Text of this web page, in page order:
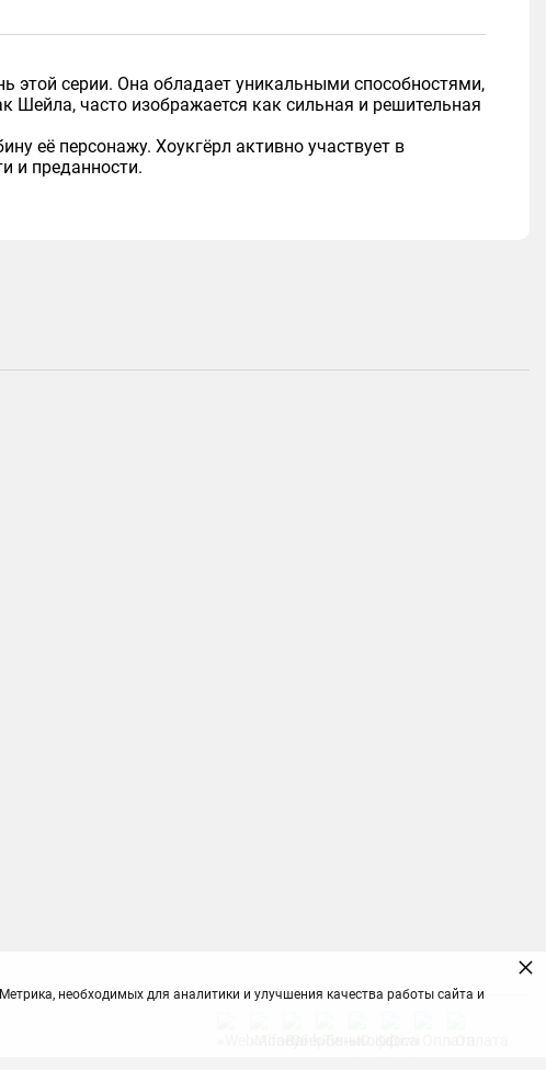
этой серии. Она обладает уникальными способностями,
Шейла, часто изображается как сильная и решительная
её персонажу. Хоукгёрл активно участвует в
и преданности.
необходимых для аналитики и улучшения качества работы сайта и
×